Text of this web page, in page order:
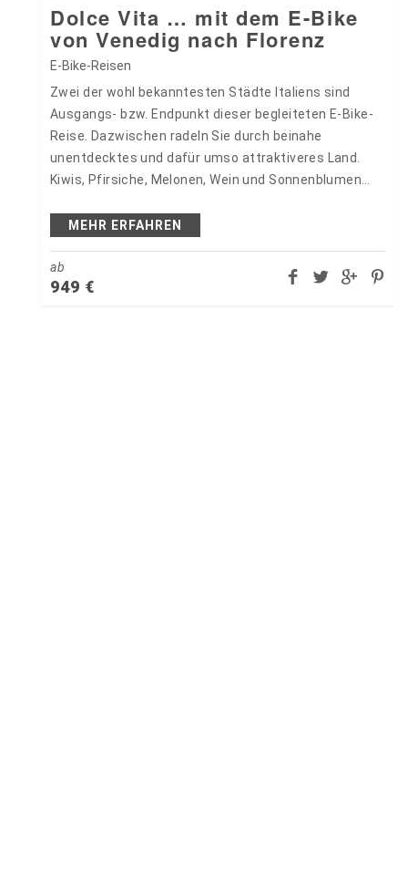
Dolce Vita … mit dem E-Bike
von Venedig nach Florenz
E-Bike-Reisen
Zwei der wohl bekanntesten Städte Italiens sind
Ausgangs- bzw. Endpunkt dieser begleiteten E-Bike-
Reise. Dazwischen radeln Sie durch beinahe
unentdecktes und dafür umso attraktiveres Land.
Kiwis, Pfirsiche, Melonen, Wein und Sonnenblumen
das Ohr, während Ihnen freundliche…
MEHR ERFAHREN
ab
949 €